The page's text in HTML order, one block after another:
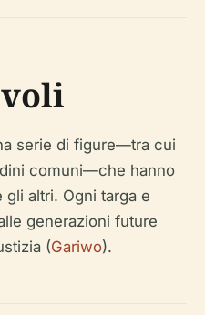
serie di figure—tra cui
comuni—che hanno
gli altri. Ogni targa e
generazioni future
(Gariwo).